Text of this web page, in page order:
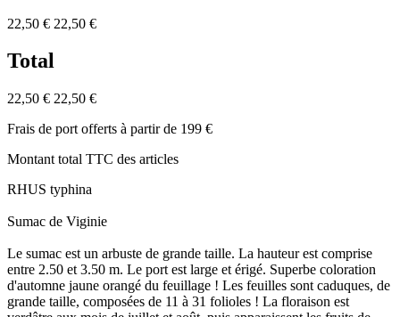
22,50 € 22,50 €
Total
22,50 € 22,50 €
Frais de port offerts à partir de 199 €
Montant total TTC des articles
RHUS typhina
Sumac de Viginie
Le sumac est un arbuste de grande taille. La hauteur est comprise
entre 2.50 et 3.50 m. Le port est large et érigé. Superbe coloration
d'automne jaune orangé du feuillage ! Les feuilles sont caduques, de
grande taille, composées de 11 à 31 folioles ! La floraison est